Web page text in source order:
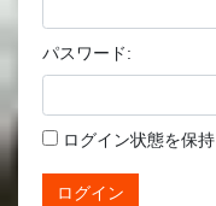
パスワード:
ログイン状態を保持
ログイン